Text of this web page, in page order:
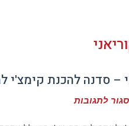
סגור לתגובות